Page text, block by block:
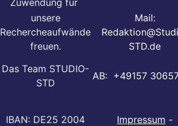
unsere
Rechercheaufwände
freuen.
Mail:
STD.de
Das Team STUDIO-
STD
AB: +49157
IBAN: DE25 2004
Impressum -